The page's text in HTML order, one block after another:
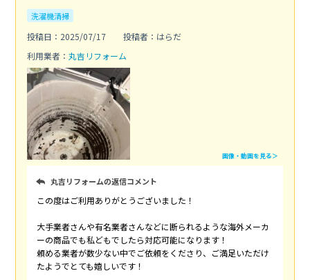
洗濯機清掃
投稿日：2025/07/17
投稿者：はらだ
利用業者： 丸吉リフォーム
画像・動画を見る＞
丸吉リフォームの返信コメント
この度はご利用ありがとうございました！
大手業者さんや有名業者さんなどに断られるような海外メーカ
ーの商品でも私どもでしたら対応可能になります！
頼める業者が数少ない中でご依頼をくださり、ご満足いただけ
たようでとても嬉しいです！